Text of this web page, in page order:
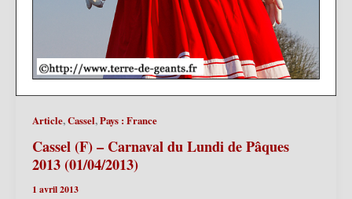
Article,Cassel,Pays : France
Cassel (F) – Carnaval du Lundi de Pâques
2013 (01/04/2013)
1 avril 2013